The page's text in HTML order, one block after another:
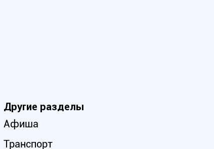
Другие разделы
Афиша
Транспорт